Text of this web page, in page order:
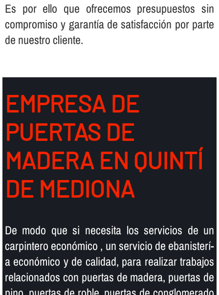
Es por ello que ofrecemos presupuestos sin
compromiso y garantí­a de satisfacción por parte
de nuestro cliente.
EMPRESA DE
PUERTAS DE
MADERA EN QUINTÍ
DE MEDIONA
De modo que si necesita los servicios de un
carpintero económico , un servicio de ebanisterí­
a económico y de calidad, para realizar trabajos
relacionados con puertas de madera, puertas de